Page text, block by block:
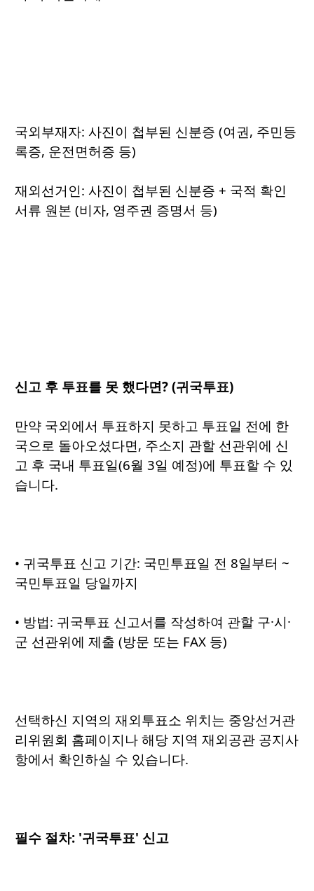
국외부재자: 사진이 첩부된 신분증 (여권, 주민등
록증, 운전면허증 등)
재외선거인: 사진이 첩부된 신분증 + 국적 확인
서류 원본 (비자, 영주권 증명서 등)
신고 후 투표를 못 했다면? (귀국투표)
만약 국외에서 투표하지 못하고 투표일 전에 한
국으로 돌아오셨다면, 주소지 관할 선관위에 신
고 후 국내 투표일(6월 3일 예정)에 투표할 수 있
습니다.
• 귀국투표 신고 기간: 국민투표일 전 8일부터 ~
국민투표일 당일까지
• 방법: 귀국투표 신고서를 작성하여 관할 구·시·
군 선관위에 제출 (방문 또는 FAX 등)
선택하신 지역의 재외투표소 위치는 중앙선거관
리위원회 홈페이지 나 해당 지역 재외공관 공지사
항에서 확인하실 수 있습니다.
필수 절차: '귀국투표' 신고